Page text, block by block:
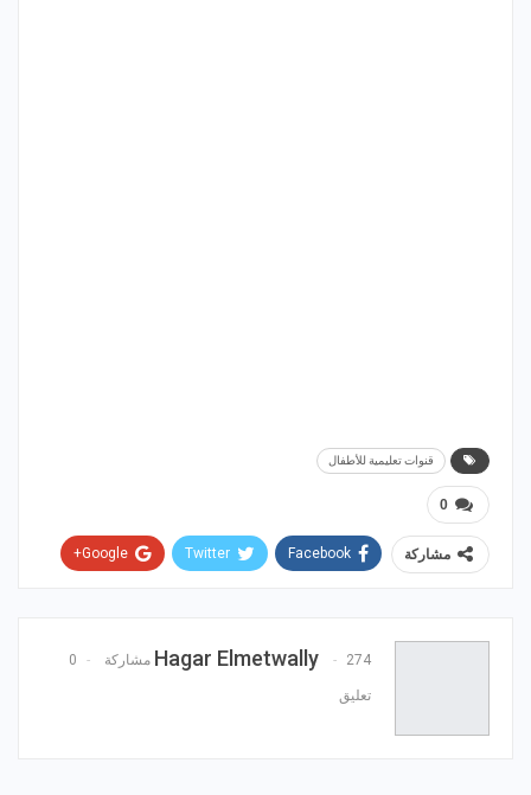
قنوات تعليمية للأطفال
0
مشاركة Facebook
Twitter
Google+
Hagar Elmetwally 274 مشاركة 0
تعليق